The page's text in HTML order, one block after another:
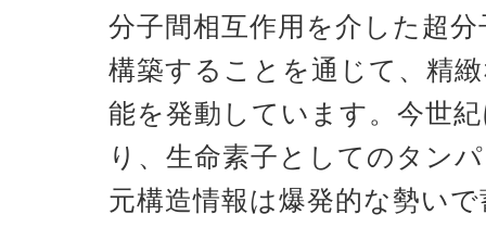
分子間相互作用を介した超
構築することを通じて、精
能を発動しています。今世
り、生命素子としてのタン
元構造情報は爆発的な勢い